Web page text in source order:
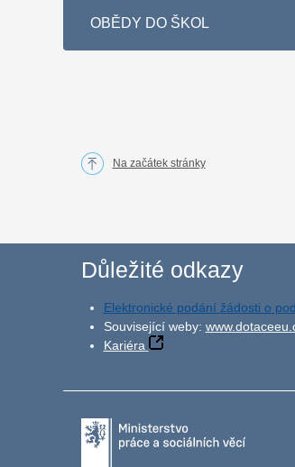
OBĚDY DO ŠKOL
Na začátek stránky
Důležité odkazy
Elektronické podání žádosti o
Související weby:
Kariéra